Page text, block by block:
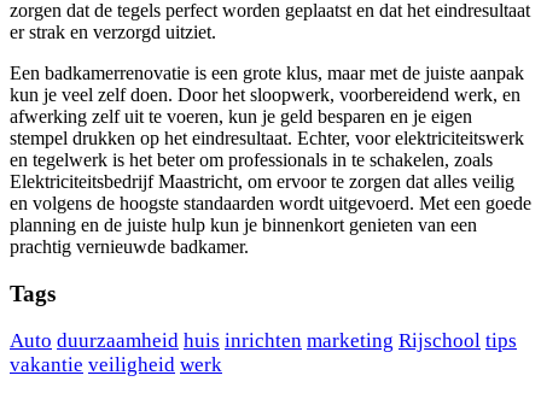
zorgen dat de tegels perfect worden geplaatst en dat het eindresultaat
er strak en verzorgd uitziet.
Een badkamerrenovatie is een grote klus, maar met de juiste aanpak
kun je veel zelf doen. Door het sloopwerk, voorbereidend werk, en
afwerking zelf uit te voeren, kun je geld besparen en je eigen
stempel drukken op het eindresultaat. Echter, voor elektriciteitswerk
en tegelwerk is het beter om professionals in te schakelen, zoals
Elektriciteitsbedrijf Maastricht, om ervoor te zorgen dat alles veilig
en volgens de hoogste standaarden wordt uitgevoerd. Met een goede
planning en de juiste hulp kun je binnenkort genieten van een
prachtig vernieuwde badkamer.
Tags
Auto duurzaamheid huis inrichten marketing Rijschool tips
vakantie veiligheid werk